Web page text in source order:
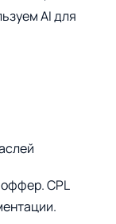
AI для
CPL